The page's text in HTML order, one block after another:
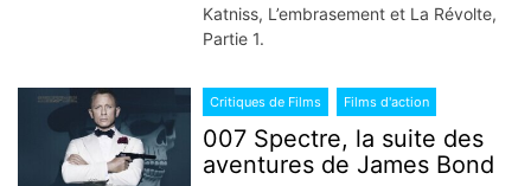
Katniss, L’embrasement et La Révolte,
Partie 1.
Critiques de Films Films d'action
007 Spectre, la suite des
aventures de James Bond